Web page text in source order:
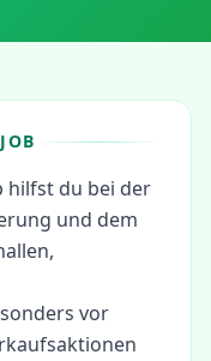
hilfst du bei der
und dem
vor